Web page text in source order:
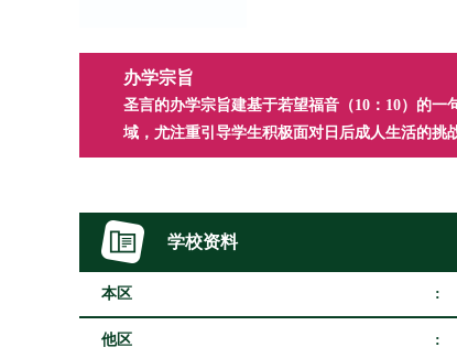
办学宗旨
圣言的办学宗旨建基于若望福音（10：10）的
域，尤注重引导学生积极面对日后成人生活的挑
学校资料
本区 :
他区 :